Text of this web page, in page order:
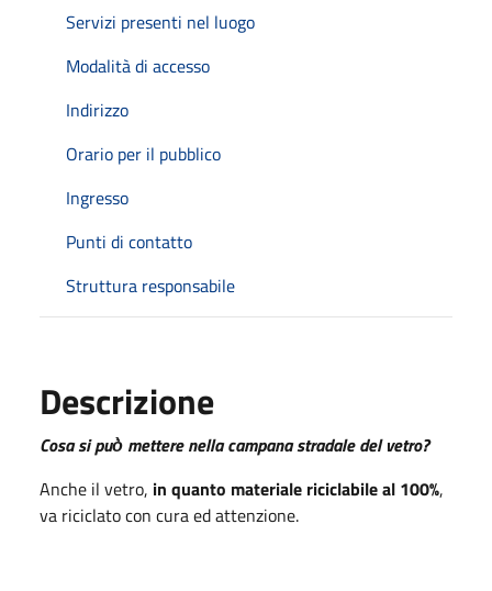
Servizi presenti nel luogo
Modalità di accesso
Indirizzo
Orario per il pubblico
Ingresso
Punti di contatto
Struttura responsabile
Descrizione
Cosa si può̀ mettere nella campana stradale del vetro?
Anche il vetro, in quanto materiale riciclabile al 100%,
va riciclato con cura ed attenzione.